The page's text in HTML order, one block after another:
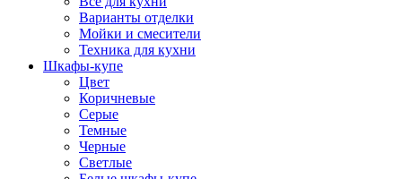
Варианты отделки
Мойки и смесители
Техника для кухни
Шкафы-купе
Цвет
Коричневые
Серые
Темные
Черные
Светлые